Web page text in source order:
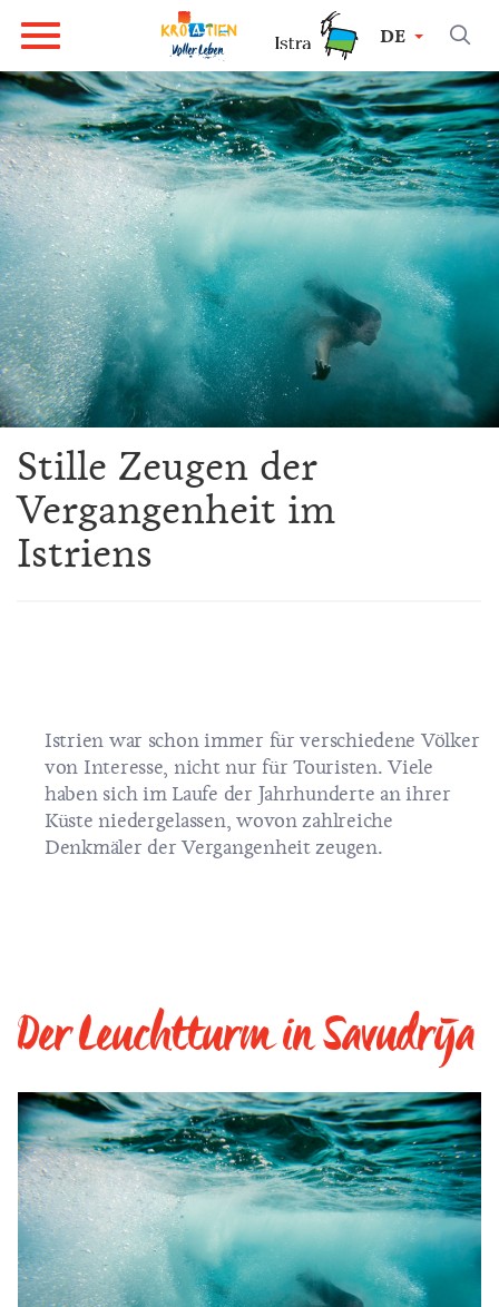
DE
Stille Zeugen der
Vergangenheit im
Istriens
Istrien war schon immer für verschiedene Völker
von Interesse, nicht nur für Touristen. Viele
haben sich im Laufe der Jahrhunderte an ihrer
Küste niedergelassen, wovon zahlreiche
Denkmäler der Vergangenheit zeugen.
Der Leuchtturm in Savudrija